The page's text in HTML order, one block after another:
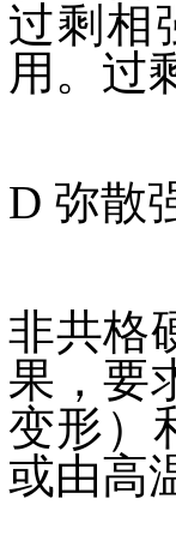
过剩相
用。过
D 弥散
非共格
果，要
变形）
或由高